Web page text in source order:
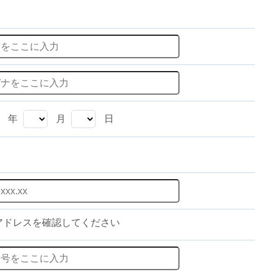
年 月 日
ドレスを確認してください